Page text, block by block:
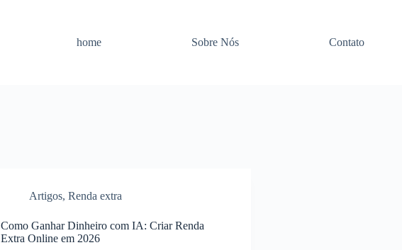
home Sobre Nós Contato
Artigos,Renda extra
Como Ganhar Dinheiro com IA: Criar Renda
Extra Online em 2026